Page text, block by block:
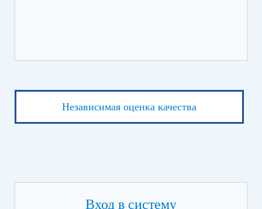
Независимая оценка качества
Вход в систему